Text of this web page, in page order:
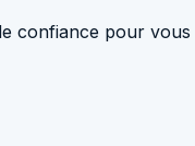
confiance pour vous